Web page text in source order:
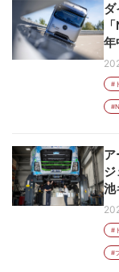
年
#
池
#
#